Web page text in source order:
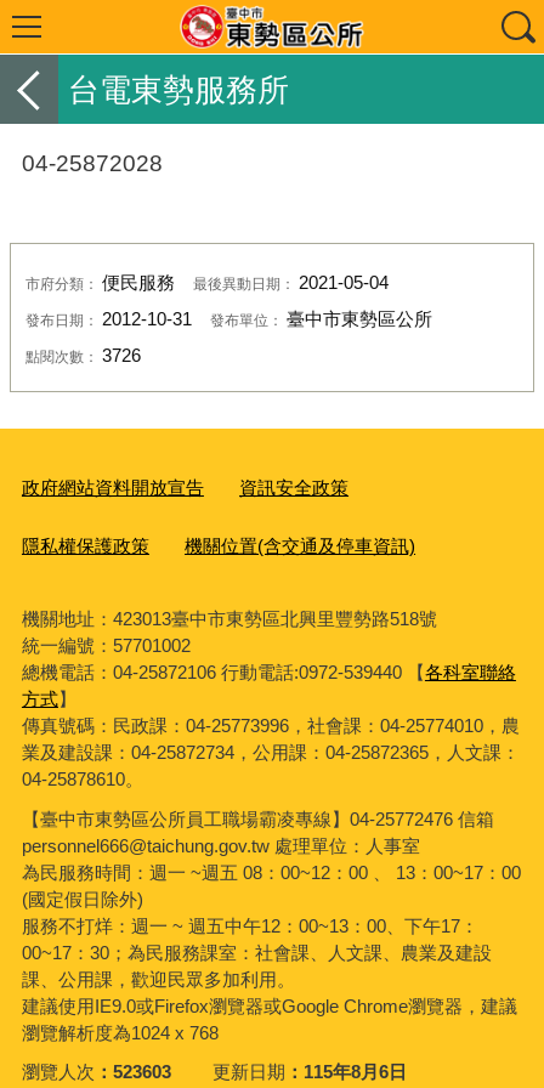
台電東勢服務所
04-25872028
市府分類： 便民服務 最後異動日期： 2021-05-04
發布日期： 2012-10-31 發布單位： 臺中市東勢區公所
點閱次數： 3726
政府網站資料開放宣告 資訊安全政策
隱私權保護政策 機關位置(含交通及停車資訊)
機關地址：423013臺中市東勢區北興里豐勢路518號
統一編號：57701002
總機電話：04-25872106 行動電話:0972-539440 【各科室聯絡
方式】
傳真號碼：民政課：04-25773996，社會課：04-25774010，農
業及建設課：04-25872734，公用課：04-25872365，人文課：
04-25878610。
【臺中市東勢區公所員工職場霸凌專線】04-25772476 信箱
personnel666@taichung.gov.tw 處理單位：人事室
為民服務時間：週一 ~週五 08：00~12：00 、 13：00~17：00
(國定假日除外)
服務不打烊：週一 ~ 週五中午12：00~13：00、下午17：
00~17：30；為民服務課室：社會課、人文課、農業及建設
課、公用課，歡迎民眾多加利用。
建議使用IE9.0或Firefox瀏覽器或Google Chrome瀏覽器，建議
瀏覽解析度為1024 x 768
瀏覽人次
523603 更新日期 115年8月6日